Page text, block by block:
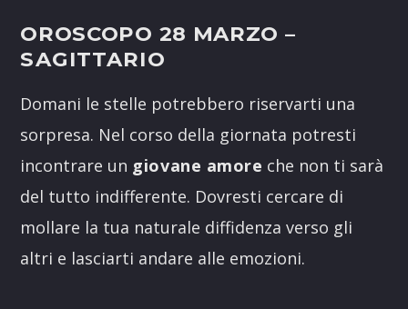
OROSCOPO 28 MARZO –
SAGITTARIO
Domani le stelle potrebbero riservarti una
sorpresa. Nel corso della giornata potresti
incontrare un giovane amore che non ti sarà
del tutto indifferente. Dovresti cercare di
mollare la tua naturale diffidenza verso gli
altri e lasciarti andare alle emozioni.